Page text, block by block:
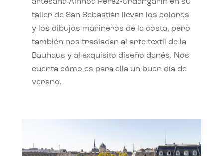
artesana Ainhoa Pérez-Urdangarín en su
taller de San Sebastián llevan los colores
y los dibujos marineros de la costa, pero
también nos trasladan al arte textil de la
Bauhaus y al exquisito diseño danés. Nos
cuenta cómo es para ella un buen día de
verano.